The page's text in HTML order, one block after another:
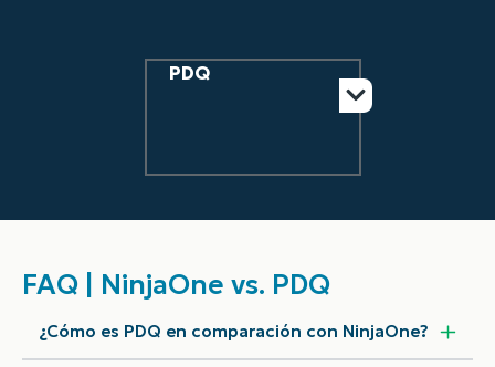
PDQ
FAQ | NinjaOne vs. PDQ
¿Cómo es PDQ en comparación con NinjaOne?